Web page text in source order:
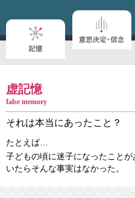
虚記憶
false memory
それは本当にあったこと？
たとえば…
子どもの頃に迷子になったこと
いたらそんな事実はなかった。